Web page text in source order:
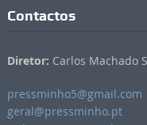
Contactos
Diretor: Carlos Machado
pressminho5@gmail.com
geral@pressminho.pt